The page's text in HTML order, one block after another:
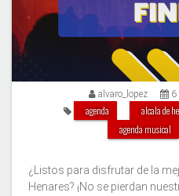
alvaro_lopez 6
agenda alcala de
agenda musical
¿Listos para disfrutar de la
Henares? ¡No se pierdan